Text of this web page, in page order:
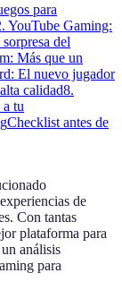
para
YouTube Gaming:
del
Más que un
El nuevo jugador
calidad8.
tu
Checklist antes de
de
Con tantas
plataforma para
análisis
para